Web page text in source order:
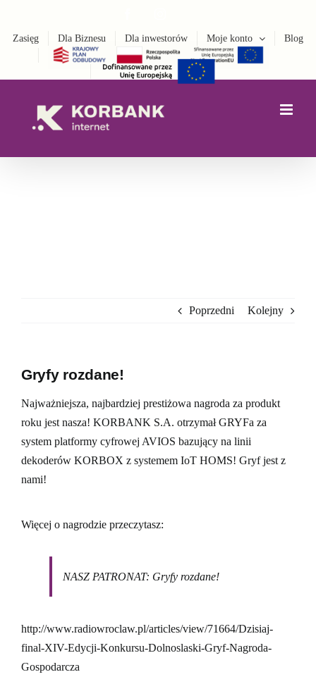
zawartości
Zasięg Dla Biznesu Dla inwestorów Moje konto Blog
Poprzedni Kolejny
Gryfy rozdane!
Najważniejsza, najbardziej prestiżowa nagroda za produkt
roku jest nasza! KORBANK S.A. otrzymał GRYFa za
system platformy cyfrowej AVIOS bazujący na linii
dekoderów KORBOX z systemem IoT HOMS! Gryf jest z
nami!
Więcej o nagrodzie przeczytasz:
NASZ PATRONAT: Gryfy rozdane!
http://www.radiowroclaw.pl/articles/view/71664/Dzisiaj-
final-XIV-Edycji-Konkursu-Dolnoslaski-Gryf-Nagroda-
Gospodarcza